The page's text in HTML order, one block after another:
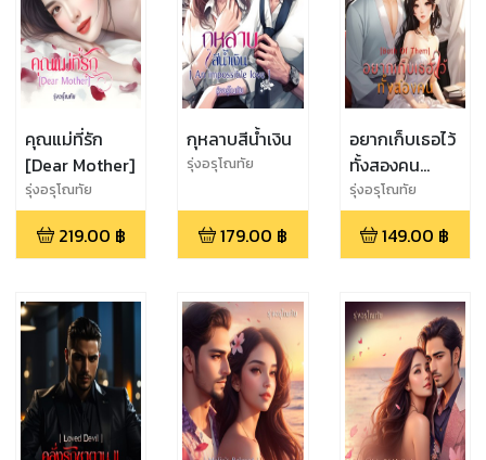
คุณแม่ที่รัก
[Dear Mother]
รุ่งอรุโณทัย
219.00 ฿
กุหลาบสีน้ำเงิน
รุ่งอรุโณทัย
179.00 ฿
อยากเก็บเธอไว้
ทั้งสองคน
[Both Of
Them]
รุ่งอรุโณทัย
149.00 ฿